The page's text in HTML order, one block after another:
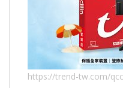
https://trend-tw.com/